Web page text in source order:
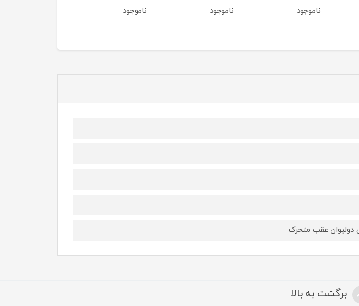
ناموجود ناموجود ناموجود
دولیوان عقب متحرک
برگشت به بالا